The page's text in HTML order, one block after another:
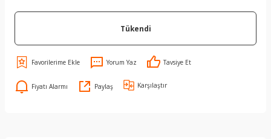
Tükendi
Yorum Yaz Tavsiye Et
Fiyatı Alarmı Paylaş Karşılaştır